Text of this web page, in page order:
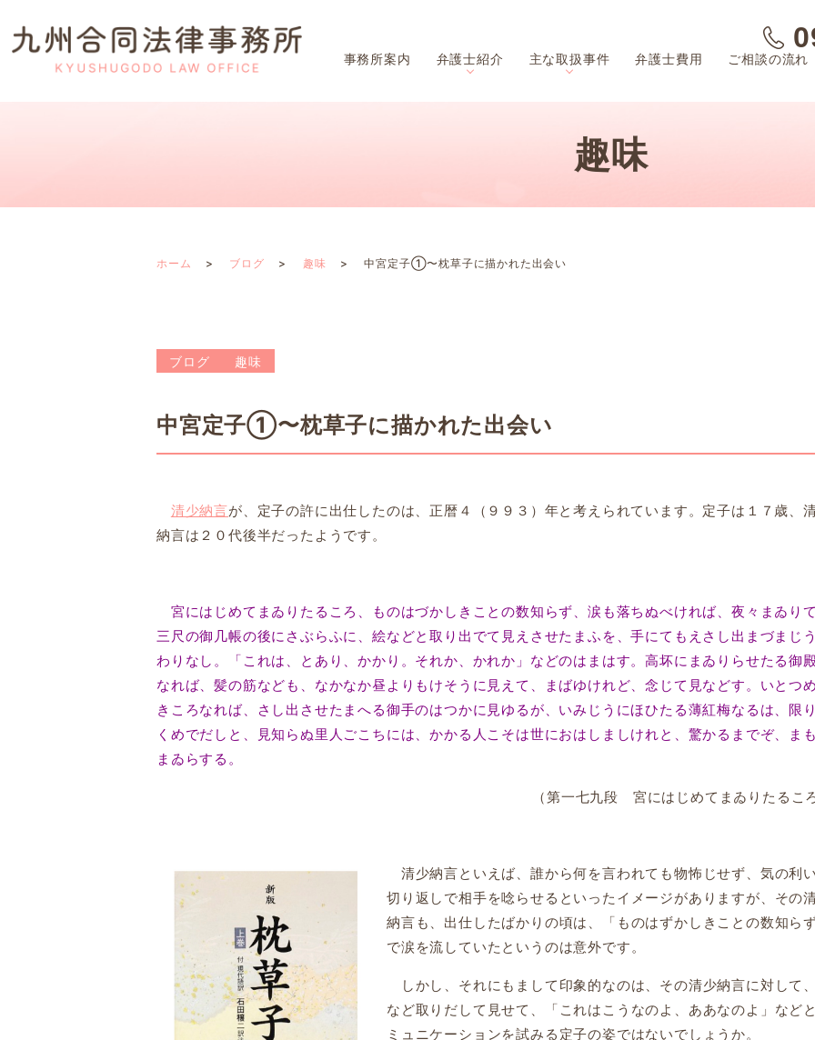
事務所案内 弁護士紹介 主な取扱事件 弁護士費用 ご相談の流れ
趣味
ホーム ブログ 趣味 中宮定子①〜枕草子に描かれた出会い
ブログ 趣味
中宮定子①〜枕草子に描かれた出会い
清少納言が、定子の許に出仕したのは、正暦４（９９３）年と考えられています。定子は１７歳、
納言は２０代後半だったようです。
宮にはじめてまゐりたるころ、ものはづかしきことの数知らず、涙も落ちぬべければ、夜々まゐりて
三尺の御几帳の後にさぶらふに、絵などと取り出でて見えさせたまふを、手にてもえさし出まづまじう
わりなし。「これは、とあり、かかり。それか、かれか」などのはまはす。高坏にまゐりらせたる御
なれば、髪の筋なども、なかなか昼よりもけそうに見えて、まばゆけれど、念じて見などす。いとつ
きころなれば、さし出させたまへる御手のはつかに見ゆるが、いみじうにほひたる薄紅梅なるは、限
くめでだしと、見知らぬ里人ごこちには、かかる人こそは世におはしましけれと、驚かるまでぞ、ま
まゐらする。
（第一七九段 宮にはじめてまゐりたるころ
清少納言といえば、誰から何を言われても物怖じせず、気の利
切り返しで相手を唸らせるといったイメージがありますが、その
納言も、出仕したばかりの頃は、「ものはずかしきことの数知らず
で涙を流していたというのは意外です。
しかし、それにもまして印象的なのは、その清少納言に対して
など取りだして見せて、「これはこうなのよ、ああなのよ」など
ミュニケーションを試みる定子の姿ではないでしょうか。